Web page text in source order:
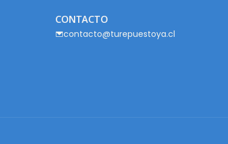
CONTACTO
contacto@turepuestoya.cl